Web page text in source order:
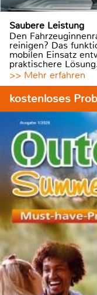
Saubere Leistung
Den
reinigen? Das
mobilen Einsatz
praktischere Lösung.
>> Mehr erfahren
kostenloses